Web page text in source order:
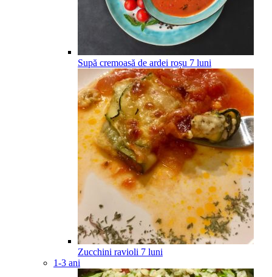
Supă cremoasă de ardei roșu 7 luni
Zucchini ravioli 7 luni
1-3 ani